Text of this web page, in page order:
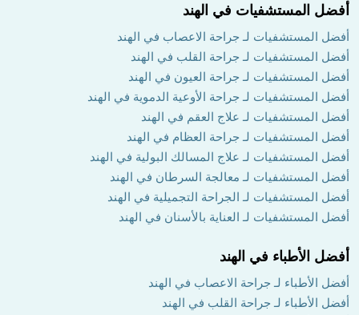
أفضل المستشفيات في الهند
أفضل المستشفيات لـ جراحة الاعصاب في الهند
أفضل المستشفيات لـ جراحة القلب في الهند
أفضل المستشفيات لـ جراحة العيون في الهند
أفضل المستشفيات لـ جراحة الأوعية الدموية في الهند
أفضل المستشفيات لـ علاج العقم في الهند
أفضل المستشفيات لـ جراحة العظام في الهند
أفضل المستشفيات لـ علاج المسالك البولية في الهند
أفضل المستشفيات لـ معالجة السرطان في الهند
أفضل المستشفيات لـ الجراحة التجميلية في الهند
أفضل المستشفيات لـ العناية بالأسنان في الهند
أفضل الأطباء في الهند
أفضل الأطباء لـ جراحة الاعصاب في الهند
أفضل الأطباء لـ جراحة القلب في الهند